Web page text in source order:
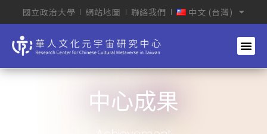
國立政治大學 網站地圖 聯絡我們 中文 (台灣)
中心成果